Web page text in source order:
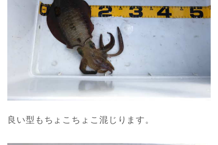
良い型もちょこちょこ混じります。